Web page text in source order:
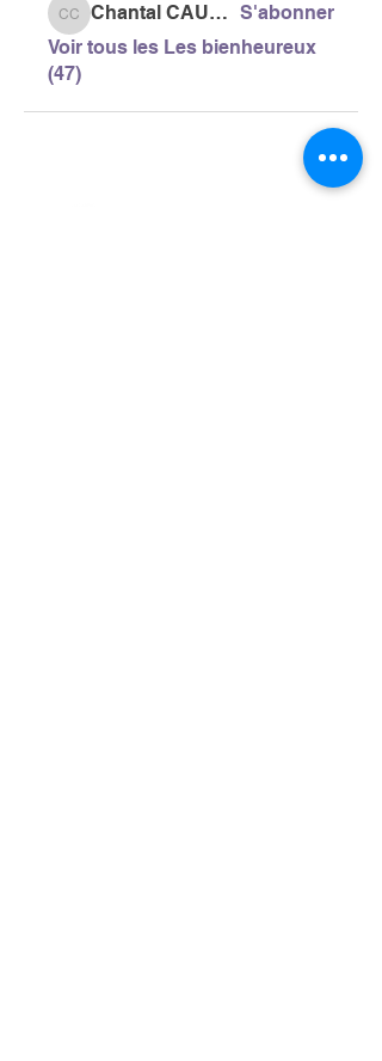
Chantal CAUSSE Chantal CAUSSE S'abonner
Voir tous les Les bienheureux
(47)